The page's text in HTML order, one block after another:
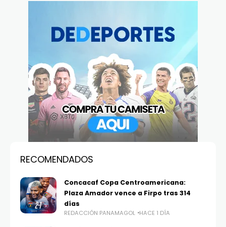
RECOMENDADOS
Concacaf Copa Centroamericana:
Plaza Amador vence a Firpo tras 314
días
REDACCIÓN PANAMAGOL HACE 1 DÍA